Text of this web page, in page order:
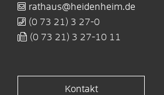
rathaus@heidenheim.de
(0 73 21) 3 27-0
(0 73 21) 3 27-10 11
Kontakt